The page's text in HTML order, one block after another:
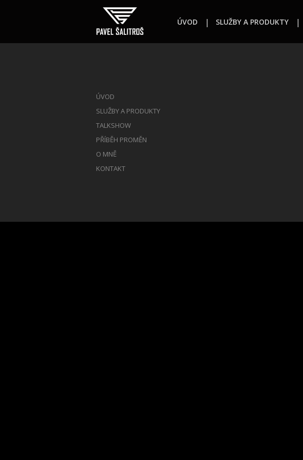
ÚVOD SLUŽBY A PRODUKTY
ÚVOD
SLUŽBY A PRODUKTY
TALKSHOW
PŘÍBĚH PROMĚN
O MNĚ
KONTAKT